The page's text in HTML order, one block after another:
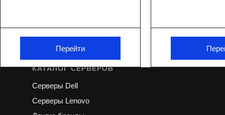
Перейти
server@globus-ltd.com
КАТАЛОГ СЕРВЕРОВ
Серверы Dell
Серверы Lenovo